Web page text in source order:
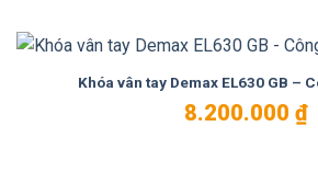
Khóa vân tay Demax EL630 GB –
8.200.000 ₫